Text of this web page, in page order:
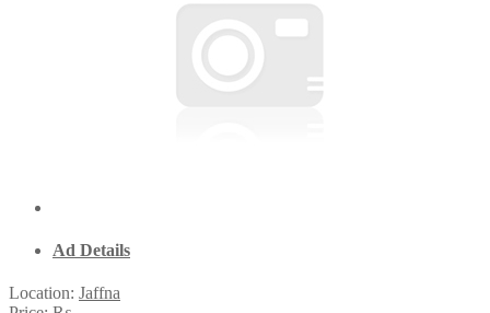
Ad Details
Location: Jaffna